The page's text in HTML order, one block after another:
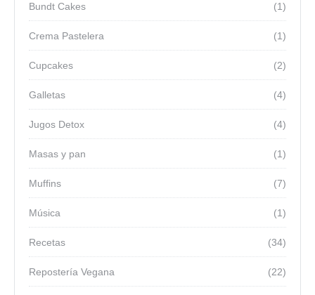
(1)
Bundt Cakes
(1)
Crema Pastelera
(2)
Cupcakes
(4)
Galletas
(4)
Jugos Detox
(1)
Masas y pan
(7)
Muffins
(1)
Música
(34)
Recetas
(22)
Repostería Vegana